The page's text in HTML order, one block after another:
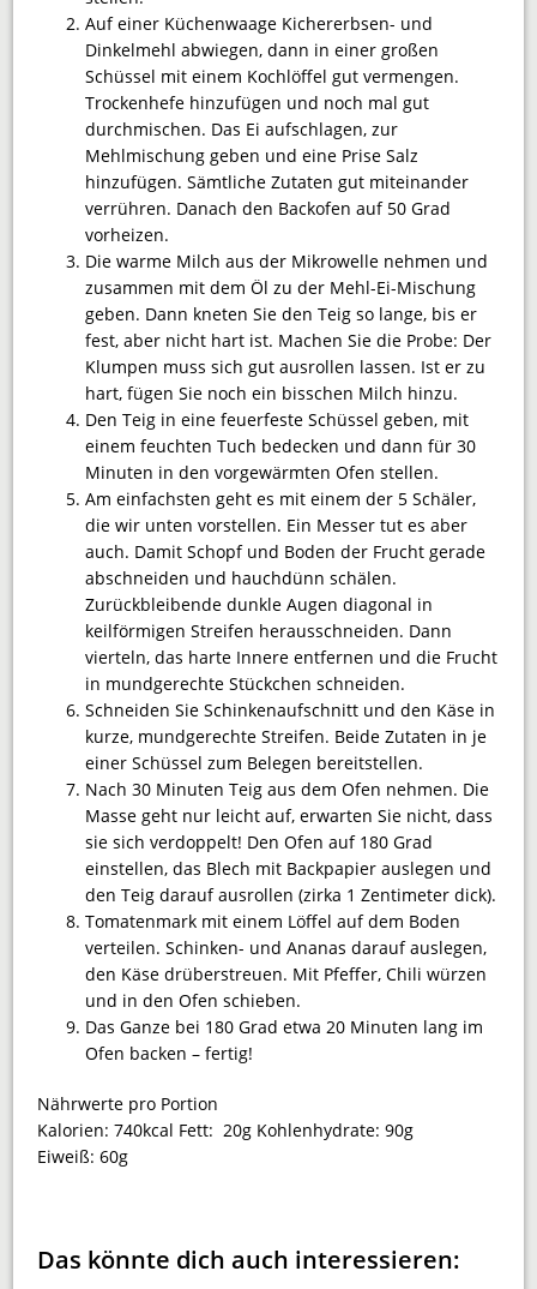
Auf einer Küchenwaage Kichererbsen- und
Dinkelmehl abwiegen, dann in einer großen
Schüssel mit einem Kochlöffel gut vermengen.
Trockenhefe hinzufügen und noch mal gut
durchmischen. Das Ei aufschlagen, zur
Mehlmischung geben und eine Prise Salz
hinzufügen. Sämtliche Zutaten gut miteinander
verrühren. Danach den Backofen auf 50 Grad
vorheizen.
Die warme Milch aus der Mikrowelle nehmen und
zusammen mit dem Öl zu der Mehl-Ei-Mischung
geben. Dann kneten Sie den Teig so lange, bis er
fest, aber nicht hart ist. Machen Sie die Probe: Der
Klumpen muss sich gut ausrollen lassen. Ist er zu
hart, fügen Sie noch ein bisschen Milch hinzu.
Den Teig in eine feuerfeste Schüssel geben, mit
einem feuchten Tuch bedecken und dann für 30
Minuten in den vorgewärmten Ofen stellen.
Am einfachsten geht es mit einem der 5 Schäler,
die wir unten vorstellen. Ein Messer tut es aber
auch. Damit Schopf und Boden der Frucht gerade
abschneiden und hauchdünn schälen.
Zurückbleibende dunkle Augen diagonal in
keilförmigen Streifen herausschneiden. Dann
vierteln, das harte Innere entfernen und die Frucht
in mundgerechte Stückchen schneiden.
Schneiden Sie Schinkenaufschnitt und den Käse in
kurze, mundgerechte Streifen. Beide Zutaten in je
einer Schüssel zum Belegen bereitstellen.
Nach 30 Minuten Teig aus dem Ofen nehmen. Die
Masse geht nur leicht auf, erwarten Sie nicht, dass
sie sich verdoppelt! Den Ofen auf 180 Grad
einstellen, das Blech mit Backpapier auslegen und
den Teig darauf ausrollen (zirka 1 Zentimeter dick).
Tomatenmark mit einem Löffel auf dem Boden
verteilen. Schinken- und Ananas darauf auslegen,
den Käse drüberstreuen. Mit Pfeffer, Chili würzen
und in den Ofen schieben.
Das Ganze bei 180 Grad etwa 20 Minuten lang im
Ofen backen – fertig!
Nährwerte pro Portion
Kalorien:740kcal Fett: 20g Kohlenhydrate:90g
Eiweiß:60g
Das könnte dich auch interessieren: